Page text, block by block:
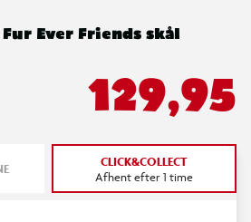
Fur Ever Friends skål
129,95
CLICK&COLLECT
Afhent efter 1 time